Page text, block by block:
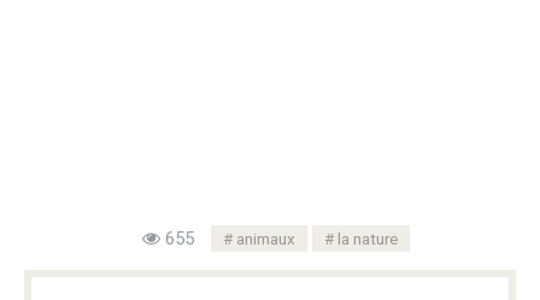
655 animaux la nature